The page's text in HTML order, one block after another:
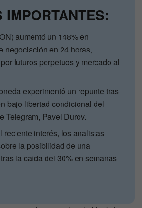
IMPORTANTES:
aumentó un 148% en
negociación en 24 horas,
futuros perpetuos y mercado al
experimentó un repunte tras
bajo libertad condicional del
Telegram, Pavel Durov.
reciente interés, los analistas
la posibilidad de una
la caída del 30% en semanas